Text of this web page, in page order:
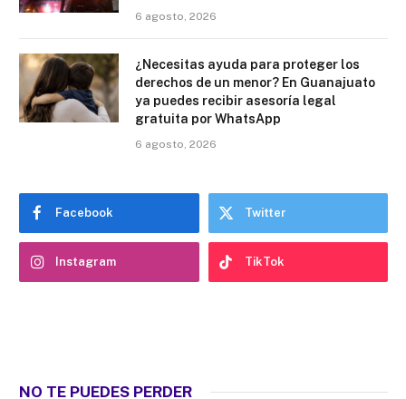
6 agosto, 2026
¿Necesitas ayuda para proteger los
derechos de un menor? En Guanajuato
ya puedes recibir asesoría legal
gratuita por WhatsApp
6 agosto, 2026
Facebook Twitter
Instagram TikTok
NO TE PUEDES PERDER